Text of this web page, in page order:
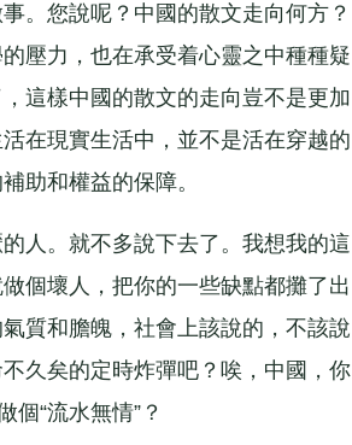
您說呢？中國的散文走向何方？
壓力，也在承受着心靈之中種種疑
這樣中國的散文的走向豈不是更加
在現實生活中，並不是活在穿越的
助和權益的保障。
人。就不多說下去了。我想我的這
個壞人，把你的一些缺點都攤了出
質和膽魄，社會上該說的，不該說
久矣的定時炸彈吧？唉，中國，你
“流水無情”？